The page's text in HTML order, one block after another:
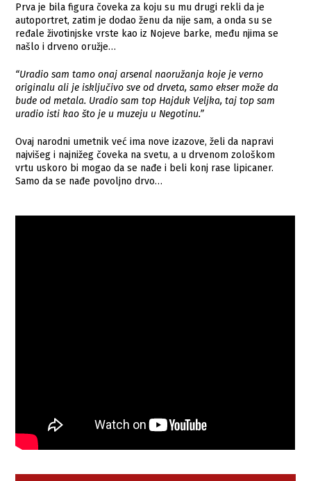
Prva je bila figura čoveka za koju su mu drugi rekli da je
autoportret, zatim je dodao ženu da nije sam, a onda su se
ređale životinjske vrste kao iz Nojeve barke, među njima se
našlo i drveno oružje…
“Uradio sam tamo onaj arsenal naoružanja koje je verno
originalu ali je isključivo sve od drveta, samo ekser može da
bude od metala. Uradio sam top Hajduk Veljka, taj top sam
uradio isti kao što je u muzeju u Negotinu.”
Ovaj narodni umetnik već ima nove izazove, želi da napravi
najvišeg i najnižeg čoveka na svetu, a u drvenom zološkom
vrtu uskoro bi mogao da se nađe i beli konj rase lipicaner.
Samo da se nađe povoljno drvo…